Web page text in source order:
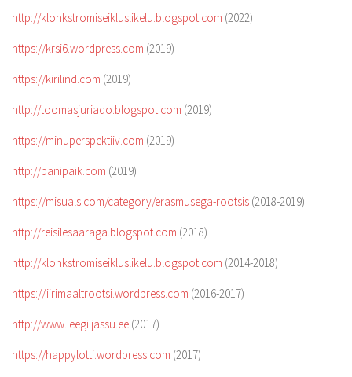
http://klonkstromiseikluslikelu.blogspot.com (2022)
https://krsi6.wordpress.com (2019)
https://kirilind.com (2019)
http://toomasjuriado.blogspot.com (2019)
https://minuperspektiiv.com (2019)
http://panipaik.com (2019)
https://misuals.com/category/erasmusega-rootsis (2018-2019)
http://reisilesaaraga.blogspot.com (2018)
http://klonkstromiseikluslikelu.blogspot.com (2014-2018)
https://iirimaaltrootsi.wordpress.com (2016-2017)
http://www.leegi.jassu.ee (2017)
https://happylotti.wordpress.com (2017)